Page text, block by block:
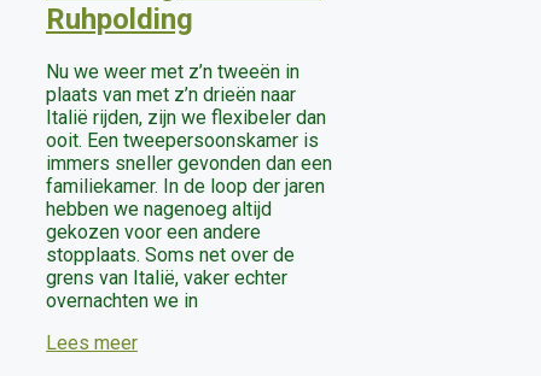
Ruhpolding
Nu we weer met z’n tweeën in
plaats van met z’n drieën naar
Italië rijden, zijn we flexibeler dan
ooit. Een tweepersoonskamer is
immers sneller gevonden dan een
familiekamer. In de loop der jaren
hebben we nagenoeg altijd
gekozen voor een andere
stopplaats. Soms net over de
grens van Italië, vaker echter
overnachten we in
Lees meer